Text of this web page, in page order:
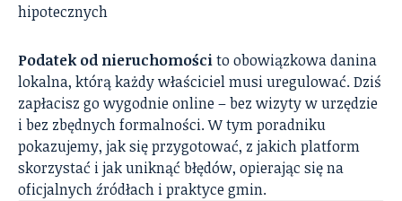
Podatek od nieruchomościto obowiązkowa danina
lokalna, którą każdy właściciel musi uregulować. Dziś
zapłacisz go wygodnie online – bez wizyty w urzędzie
i bez zbędnych formalności. W tym poradniku
pokazujemy, jak się przygotować, z jakich platform
skorzystać i jak uniknąć błędów, opierając się na
oficjalnych źródłach i praktyce gmin.